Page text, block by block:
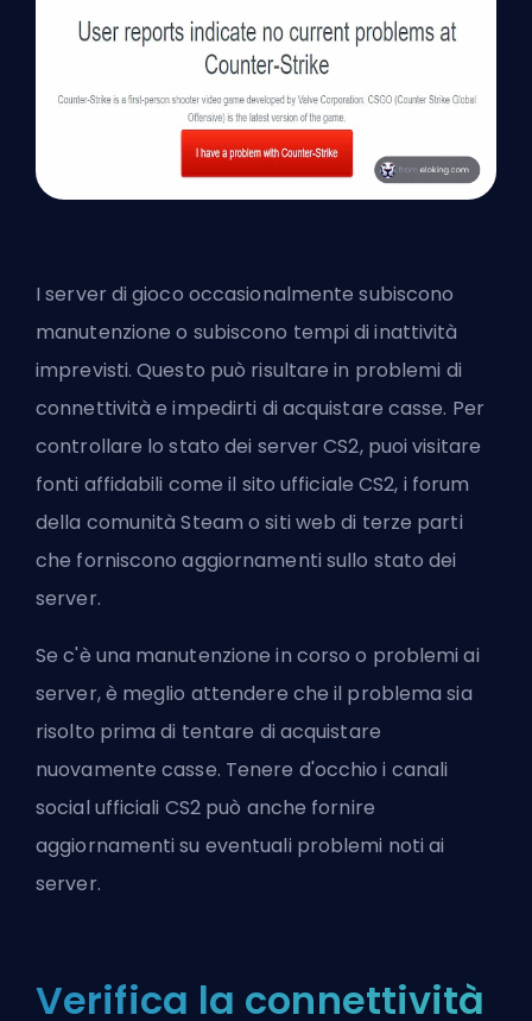
I server di gioco occasionalmente subiscono
manutenzione o subiscono tempi di inattività
imprevisti. Questo può risultare in problemi di
connettività e impedirti di acquistare casse. Per
controllare lo stato dei server CS2, puoi visitare
fonti affidabili come il sito ufficiale CS2, i forum
della comunità Steam o siti web di terze parti
che forniscono aggiornamenti sullo stato dei
server.
Se c'è una manutenzione in corso o problemi ai
server, è meglio attendere che il problema sia
risolto prima di tentare di acquistare
nuovamente casse. Tenere d'occhio i canali
social ufficiali CS2 può anche fornire
aggiornamenti su eventuali problemi noti ai
server.
Verifica la connettività